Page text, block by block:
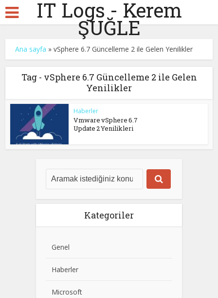
IT Logs - Kerem
ŞUĞLE
Ana sayfa »vSphere 6.7 Güncelleme 2 ile Gelen Yenilikler
Tag - vSphere 6.7 Güncelleme 2 ile Gelen
Yenilikler
Haberler
Vmware vSphere 6.7
Update 2 Yenilikleri
Kategoriler
Genel
Haberler
Microsoft